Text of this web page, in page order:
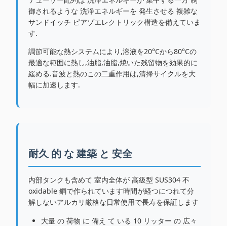
御されるような 洗浄エネルギーを 発生させる 複雑な
サンドイッチ ピアゾエレクトリック構造を備えていま
す.
調節可能な熱システムにより,溶液を20°Cから80°Cの
最適な範囲に熱し,油脂,油脂,焼いた残留物を効果的に
緩める.音波と熱のこの二重作用は,清掃サイクルを大
幅に加速します.
耐久 的 な 建築 と 安全
内部タンクも含めて 室内全体が 高級型 SUS304 不
oxidable 鋼で作られています時間が経つにつれて分
解しないアルカリ厳格な日常使用で長寿を保証します
大量 の 荷物 に 備え て いる 10 リッター の 広々